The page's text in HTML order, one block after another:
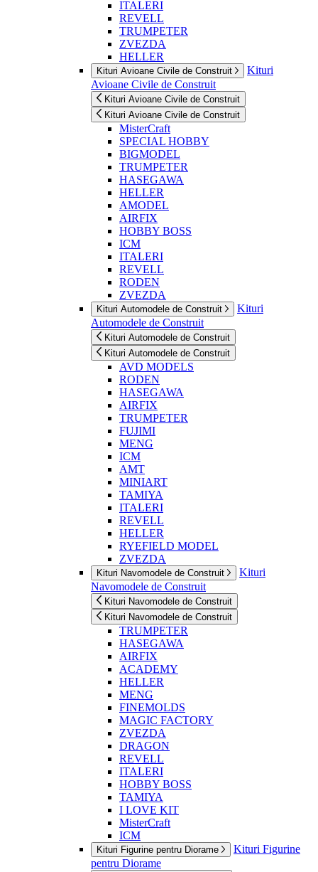
ITALERI
REVELL
TRUMPETER
ZVEZDA
HELLER
Kituri Avioane Civile de Construit
Kituri
Avioane Civile de Construit
Kituri Avioane Civile de Construit
Kituri Avioane Civile de Construit
MisterCraft
SPECIAL HOBBY
BIGMODEL
TRUMPETER
HASEGAWA
HELLER
AMODEL
AIRFIX
HOBBY BOSS
ICM
ITALERI
REVELL
RODEN
ZVEZDA
Kituri Automodele de Construit
Kituri
Automodele de Construit
Kituri Automodele de Construit
Kituri Automodele de Construit
AVD MODELS
RODEN
HASEGAWA
AIRFIX
TRUMPETER
FUJIMI
MENG
ICM
AMT
MINIART
TAMIYA
ITALERI
REVELL
HELLER
RYEFIELD MODEL
ZVEZDA
Kituri Navomodele de Construit
Kituri
Navomodele de Construit
Kituri Navomodele de Construit
Kituri Navomodele de Construit
TRUMPETER
HASEGAWA
AIRFIX
ACADEMY
HELLER
MENG
FINEMOLDS
MAGIC FACTORY
ZVEZDA
DRAGON
REVELL
ITALERI
HOBBY BOSS
TAMIYA
I LOVE KIT
MisterCraft
ICM
Kituri Figurine pentru Diorame
Kituri Figurine
pentru Diorame